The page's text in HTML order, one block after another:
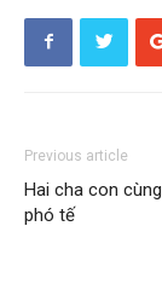
Previous article
Hai cha con
phó tế